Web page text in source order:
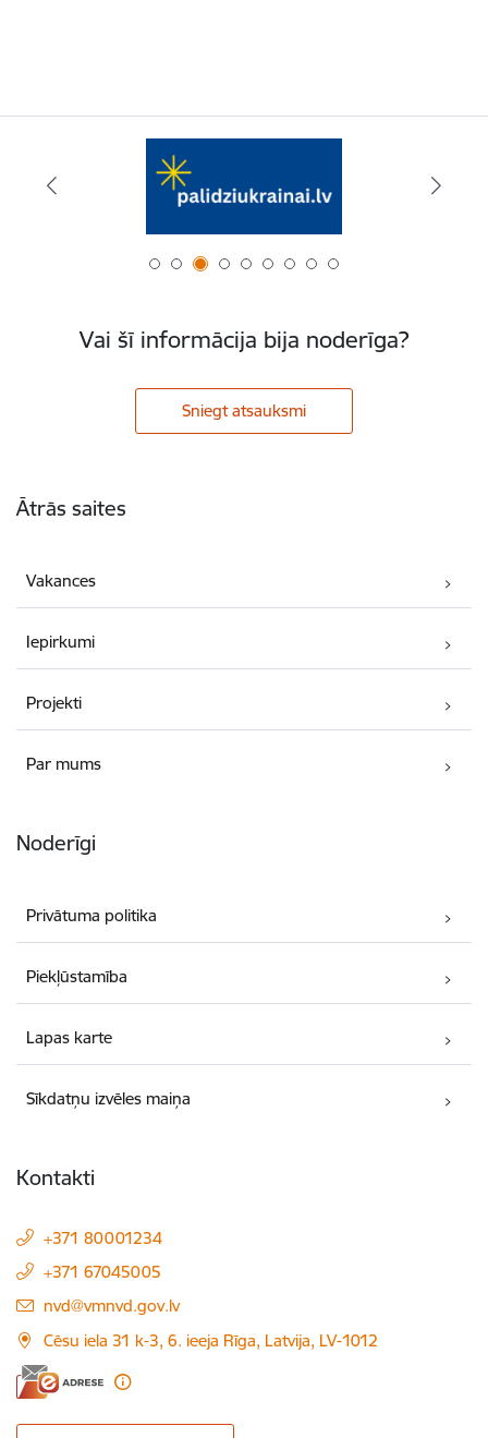
Vai šī informācija bija noderīga?
Sniegt atsauksmi
Ātrās saites
Vakances
Iepirkumi
Projekti
Par mums
Noderīgi
Privātuma politika
Piekļūstamība
Lapas karte
Sīkdatņu izvēles maiņa
Kontakti
+371 80001234
+371 67045005
E-pasts:
nvd@vmnvd.gov.lv
Cēsu iela 31 k-3, 6. ieeja Rīga, Latvija, LV-1012